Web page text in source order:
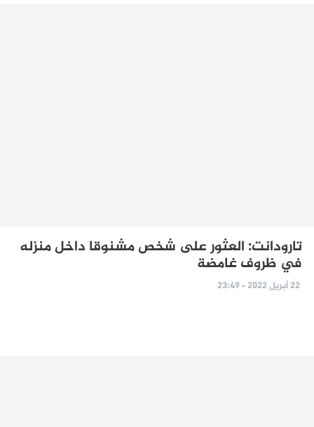
تارودانت: العثور على شخص مشنوقا داخل منزله
في ظروف غامضة
22 أبريل 2022 - 23:49